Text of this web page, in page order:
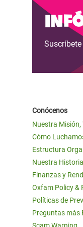
Gender,
se
ayuda
Conócenos
Nuestra Misión,
Cómo
Estructura
Nuestra Historia
Finanzas y
Oxfam Policy &
Políticas de
Preguntas más